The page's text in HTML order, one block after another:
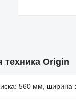
Origin
560 мм, ширина